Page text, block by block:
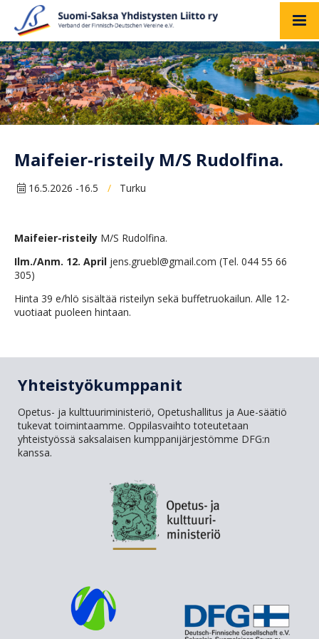
Maifeier-risteily M/S Rudolfina.
16.5.2026 -16.5 / Turku
Maifeier-risteily M/S Rudolfina.
Ilm./Anm. 12. April jens.gruebl@gmail.com (Tel. 044 55 66
305)
Hinta 39 e/hlö sisältää risteilyn sekä buffetruokailun. Alle 12-
vuotiaat puoleen hintaan.
Yhteistyökumppanit
Opetus- ja kulttuuriministeriö, Opetushallitus ja Aue-säätiö
tukevat toimintaamme. Oppilasvaihto toteutetaan
yhteistyössä saksalaisen kumppanijärjestömme DFG:n
kanssa.